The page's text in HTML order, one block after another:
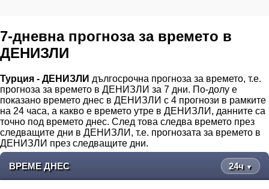
7-дневна прогноза за времето в
ДЕНИЗЛИ
Турция - ДЕНИЗЛИ дългосрочна прогноза за времето, т.е.
прогноза за времето в ДЕНИЗЛИ за 7 дни. По-долу е
показано времето днес в ДЕНИЗЛИ с 4 прогнози в рамките
на 24 часа, а какво е времето утре в ДЕНИЗЛИ, данните са
точно под времето днес. След това следва времето през
следващите дни в ДЕНИЗЛИ, т.е. прогнозата за времето в
ДЕНИЗЛИ през следващите дни.
ВРЕМЕ ДНЕС 24ч ▼